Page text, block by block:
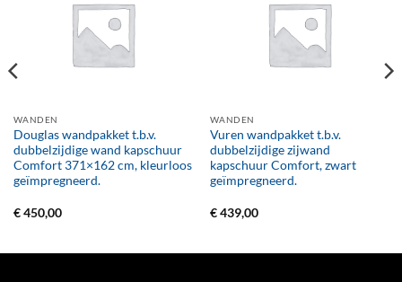
WANDEN
Douglas wandpakket t.b.v.
dubbelzijdige wand kapschuur
Comfort 371×162 cm, kleurloos
geïmpregneerd.
€450,00
WANDEN
Vuren wandpakket t.b.v.
dubbelzijdige zijwand
kapschuur Comfort, zwart
geïmpregneerd.
€439,00